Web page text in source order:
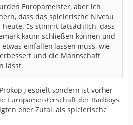
Europameister, aber ich
dass das spielerische Niveau
Es stimmt tatsächlich, dass
kaum schließen können und
einfallen lassen muss, wie
und die Mannschaft
lässt.
gespielt sondern ist vorher
Europameisterschaft der Badboys
eher Zufall als spielerische